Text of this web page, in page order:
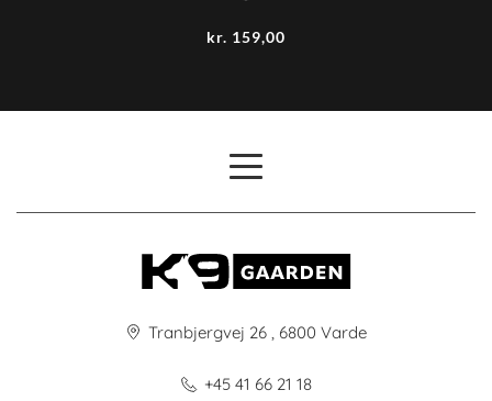
kr. 159,00
Tranbjergvej 26 , 6800 Varde
+45 41 66 21 18